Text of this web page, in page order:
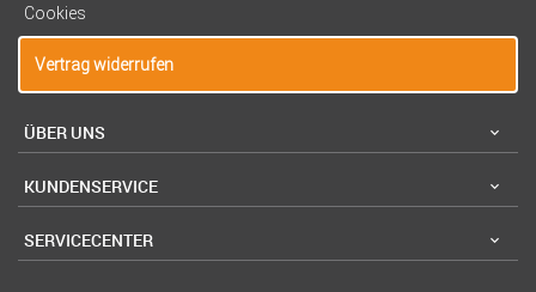
Cookies
Vertrag widerrufen
ÜBER UNS
KUNDENSERVICE
SERVICECENTER